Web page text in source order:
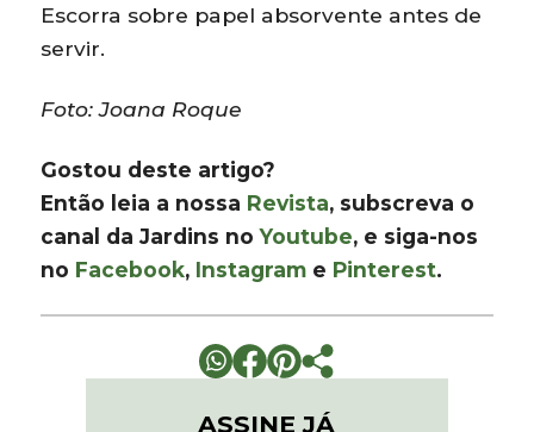
Escorra sobre papel absorvente antes de
servir.
Foto: Joana Roque
Gostou deste artigo?
Então leia a nossa Revista, subscreva o
canal da Jardins noYoutube, e siga-nos
no Facebook, Instagram e Pinterest.
ASSINE JÁ